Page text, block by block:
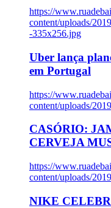
https://
content/uploads/
-335x256.jpg
Uber lança
em Portugal
https://
content/uploads/
CASÓRIO:
CERVEJA
https://
content/uploads/
NIKE